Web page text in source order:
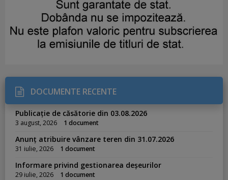
DOCUMENTE RECENTE
Publicație de căsătorie din 03.08.2026
3 august, 2026 1 document
Anunț atribuire vânzare teren din 31.07.2026
31 iulie, 2026 1 document
Informare privind gestionarea deșeurilor
29 iulie, 2026 1 document